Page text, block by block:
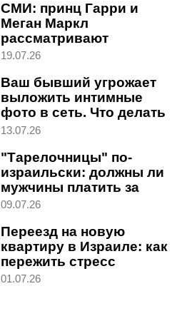
СМИ: принц Гарри и
Меган Маркл
рассматривают
возможность
Великобританию
19.07.26
Ваш бывший угрожает
выложить интимные
фото в сеть. Что делать
13.07.26
"Тарелочницы" по-
израильски: должны ли
мужчины платить за
женщин на первом
09.07.26
Переезд на новую
квартиру в Израиле: как
пережить стресс
взрослым и детям
01.07.26